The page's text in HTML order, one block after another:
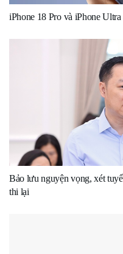
iPhone 18 Pro và iPhone Ultra
Bảo lưu nguyện vọng, xét
thi lại